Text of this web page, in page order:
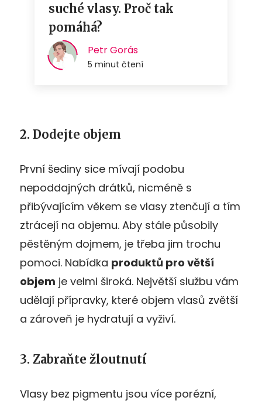
2. Dodejte objem
První šediny sice mívají podobu
nepoddajných drátků, nicméně s
přibývajícím věkem se vlasy ztenčují a tím
ztrácejí na objemu. Aby stále působily
pěstěným dojmem, je třeba jim trochu
pomoci. Nabídka produktů pro větší
objem je velmi široká. Největší službu vám
udělají přípravky, které objem vlasů zvětší
a zároveň je hydratují a vyživí.
3. Zabraňte žloutnutí
Vlasy bez pigmentu jsou více porézní,